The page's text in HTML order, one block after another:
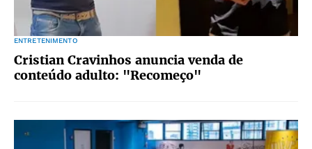
ENTRETENIMENTO
Cristian Cravinhos anuncia venda de
conteúdo adulto: "Recomeço"